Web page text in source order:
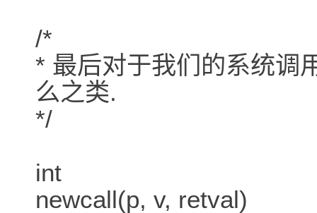
/*
* 最后对于我们的系统调
么之类.
*/
int
newcall(p, v, retval)